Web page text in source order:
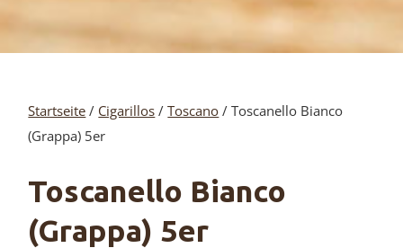
Startseite / Cigarillos /Toscano / Toscanello Bianco
(Grappa) 5er
Toscanello Bianco
(Grappa) 5er